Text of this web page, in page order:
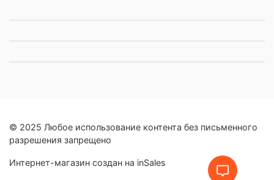
© 2025 Любое использование контента без письменного
разрешения запрещено
Интернет-магазин создан на inSales